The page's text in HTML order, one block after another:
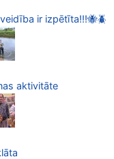
ir izpētīta!!!🐝🪲
aktivitāte